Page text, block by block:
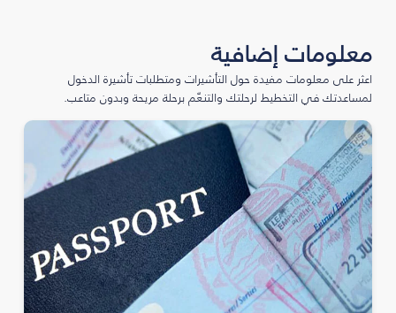
معلومات إضافية
اعثر على معلومات مفيدة حول التأشيرات ومتطلبات تأشيرة الدخول
لمساعدتك في التخطيط لرحلتك والتنعّم برحلة مريحة وبدون متاعب.